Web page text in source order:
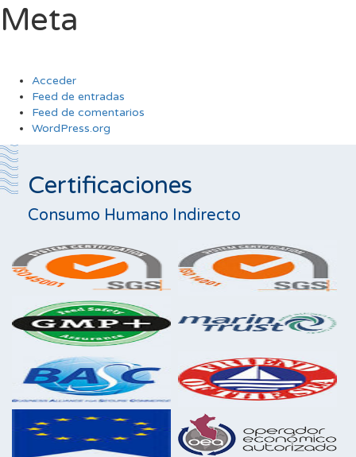
Meta
Acceder
Feed de entradas
Feed de comentarios
WordPress.org
Certificaciones
Consumo Humano Indirecto